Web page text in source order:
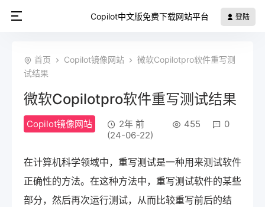
Copilot中文版免费下载网站平台 登陆
首页 Copilot镜像网站
微软Copilotpro软件重写测
试结果
微软Copilotpro软件重写测试结果
Copilot镜像网站
2年 前
(24-06-22)
455 0
在计算机科学领域中，重写测试是一种用来测试软件
正确性的方法。在这种方法中，重写测试软件的某些
部分，然后再次运行测试，从而比较重写前后的结